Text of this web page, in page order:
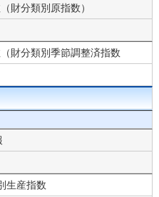
財分類別原指数）
財分類別季節調整済指数
生産指数